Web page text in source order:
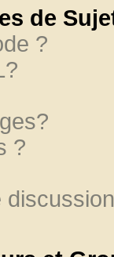
de
?
?